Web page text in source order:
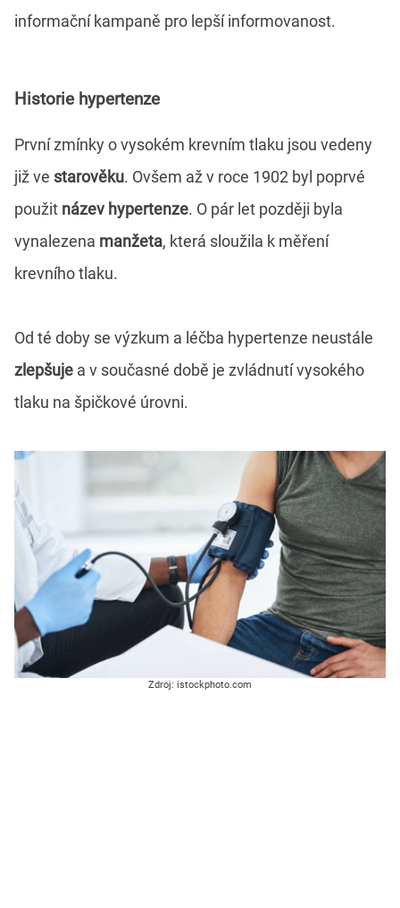
informační kampaně pro lepší informovanost.
Historie hypertenze
První zmínky o vysokém krevním tlaku jsou vedeny
již ve starověku. Ovšem až v roce 1902 byl poprvé
použit název hypertenze. O pár let později byla
vynalezena manžeta, která sloužila k měření
krevního tlaku.
Od té doby se výzkum a léčba hypertenze neustále
zlepšuje a v současné době je zvládnutí vysokého
tlaku na špičkové úrovni.
Zdroj: istockphoto.com